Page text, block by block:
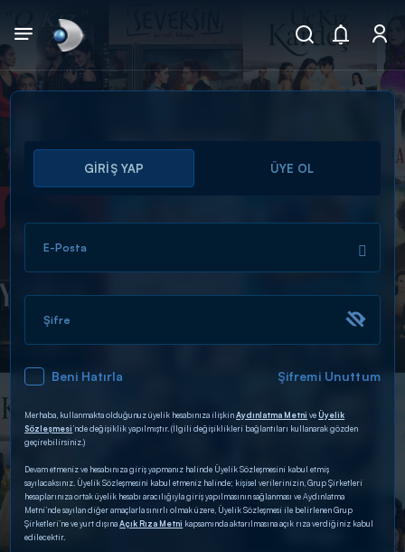
Arama
ARAMA SONUÇLARI
DİĞER SONUÇLAR
GİRİŞ YAP ÜYE OL
E-Posta
Şifre
Beni Hatırla Şifremi Unuttum
Merhaba, kullanmakta olduğunuz üyelik hesabınıza ilişkinAydınlatma Metni veÜyelik
Sözleşmesi’nde değişiklik yapılmıştır. (İlgili değişiklikleri bağlantıları kullanarak gözden
geçirebilirsiniz.)
Devam etmeniz ve hesabınıza giriş yapmanız halinde Üyelik Sözleşmesini kabul etmiş
sayılacaksınız. Üyelik Sözleşmesini kabul etmeniz halinde; kişisel verilerinizin, Grup Şirketleri
hesaplarınıza ortak üyelik hesabı aracılığıyla giriş yapılmasının sağlanması ve Aydınlatma
Metni’nde sayılan diğer amaçlarla sınırlı olmak üzere, Üyelik Sözleşmesi ile belirlenen Grup
Şirketleri’ne ve yurt dışınaAçık Rıza Metni kapsamında aktarılmasına açık rıza verdiğiniz kabul
edilecektir.